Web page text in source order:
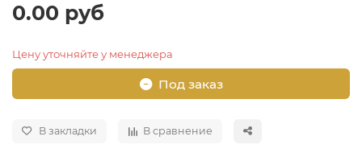
0.00 руб
Цену уточняйте у менеджера
Под заказ
В закладки В сравнение